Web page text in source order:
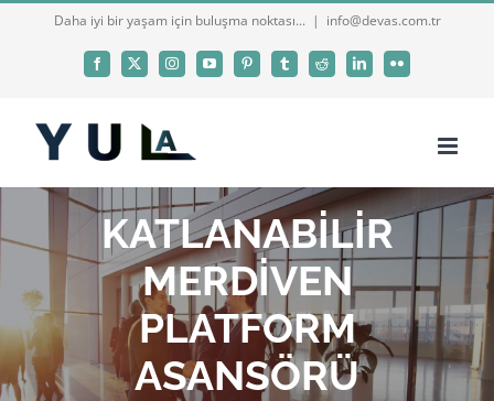
Daha iyi bir yaşam için buluşma noktası... | info@devas.com.tr
Facebook
X InstagramYouTubePinterestTumblrReddit LinkedInFlickr
KATLANABİLİR
MERDİVEN
PLATFORM
ASANSÖRÜ